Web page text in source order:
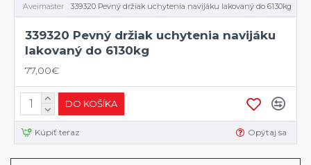
Aveimaster 339320 Pevný držiak uchytenia navijáku lakovaný do 6130kg
339320 Pevný držiak uchytenia navijáku
lakovaný do 6130kg
77,00€
DO KOŠÍKA
Kúpiť teraz Opýtaj sa